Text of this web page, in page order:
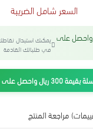
مراجعة المنتج
السعر شامل الضريبة
واحصل على يمكنك استبدال
في طلباتك القادمة
على شحن مجاني